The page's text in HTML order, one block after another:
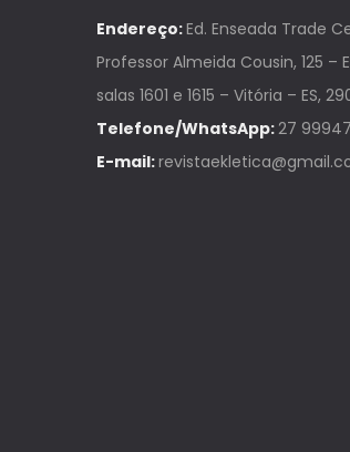
Endereço:Ed. Enseada Trade
Professor Almeida Cousin, 125 –
salas 1601 e 1615 – Vitória – ES,
Telefone/WhatsApp:27
E-mail: